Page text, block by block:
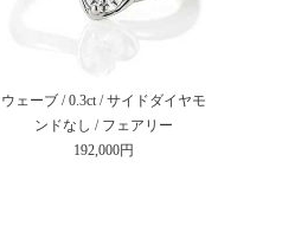
ウェーブ / 0.3ct / サイドダイヤモ
ンドなし / フェアリー
192,000円